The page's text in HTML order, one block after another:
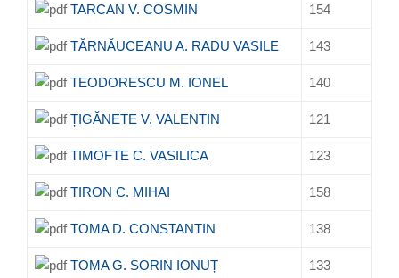
TARCAN V. COSMIN 154
TĂRNĂUCEANU A. RADU VASILE 143
TEODORESCU M. IONEL 140
ȚIGĂNETE V. VALENTIN 121
TIMOFTE C. VASILICA 123
TIRON C. MIHAI 158
TOMA D. CONSTANTIN 138
TOMA G. SORIN IONUȚ 133